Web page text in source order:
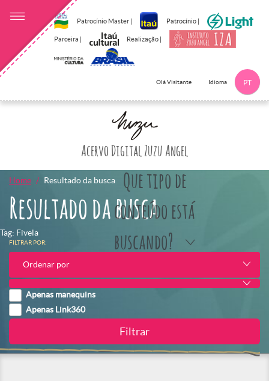
Patrocínio Master | Patrocínio |
Parceira | Realização |
Olá Visitante Idioma PT
Acervo Digital Zuzu Angel
Que tipo de
conteúdo está
buscando?
Home Resultado da busca
Resultado da busca
Tag: Fivela
FILTRAR POR:
Ordenar por
Apenas manequins
Apenas Link360